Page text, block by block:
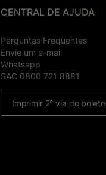
CENTRAL DE AJUDA
Perguntas Frequentes
Envie um e-mail
Whatsapp
SAC 0800 721 8881
Imprimir 2ª via do boleto